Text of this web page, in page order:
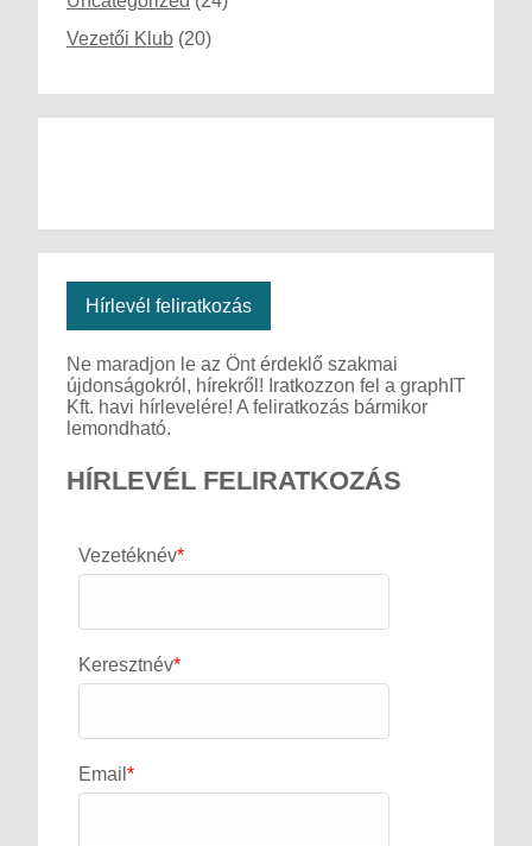
Vezetői Klub (20)
Hírlevél feliratkozás
Ne maradjon le az Önt érdeklő szakmai
újdonságokról, hírekről! Iratkozzon fel a graphIT
Kft. havi hírlevelére! A feliratkozás bármikor
lemondható.
HÍRLEVÉL FELIRATKOZÁS
Vezetéknév*
Keresztnév*
Email *